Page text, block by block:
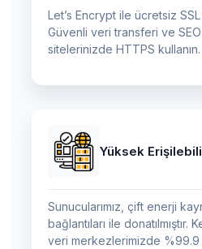
Let’s Encrypt ile ücretsiz
Güvenli veri transferi ve SEO
sitelerinizde HTTPS kullanın.
Yüksek
Sunucularımız, çift enerji
bağlantıları ile donatılmıştır.
veri merkezlerimizde %99.9